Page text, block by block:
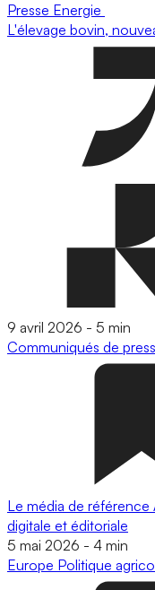
Presse Energie
L'élevage bovin,
9 avril 2026 - 5 min
Communiqués de
Le média de référence
digitale et éditoriale
5 mai 2026 - 4 min
Europe Politique